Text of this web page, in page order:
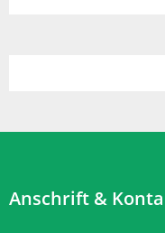
Anschrift &